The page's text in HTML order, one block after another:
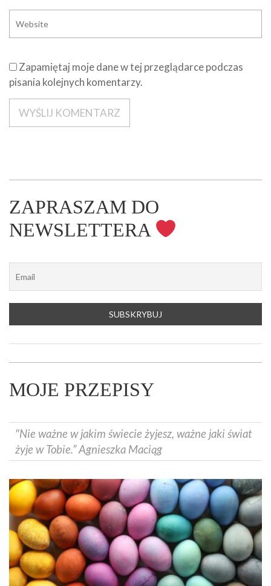
Zapamiętaj moje dane w tej przeglądarce podczas
pisania kolejnych komentarzy.
ZAPRASZAM DO
NEWSLETTERA
MOJE PRZEPISY
"Nie ważne w jakim świecie żyjesz, ważne jaki świat
żyje w Tobie.” Agnieszka Maciąg